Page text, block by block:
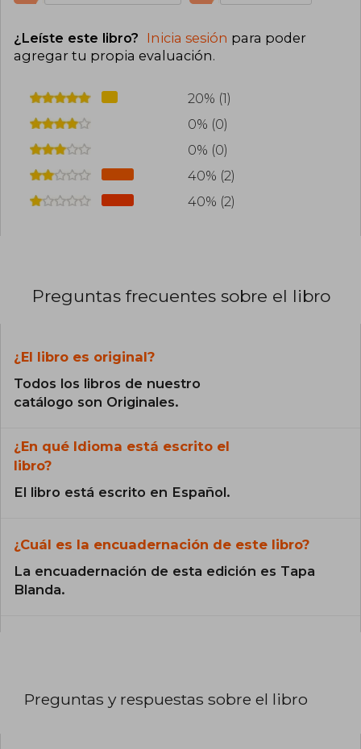
¿Leíste este libro? Inicia sesión para poder
agregar tu propia evaluación.
20% (1)
0% (0)
0% (0)
40% (2)
40% (2)
Preguntas frecuentes sobre el libro
¿El libro es original?
Todos los libros de nuestro
catálogo son Originales.
¿En qué Idioma está escrito el
libro?
El libro está escrito en Español.
¿Cuál es la encuadernación de este libro?
La encuadernación de esta edición es Tapa
Blanda.
Preguntas y respuestas sobre el libro